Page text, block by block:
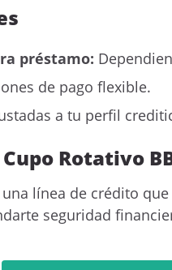
préstamo:
de pago flexible.
a tu perfil
Rotativo
línea de crédito
seguridad